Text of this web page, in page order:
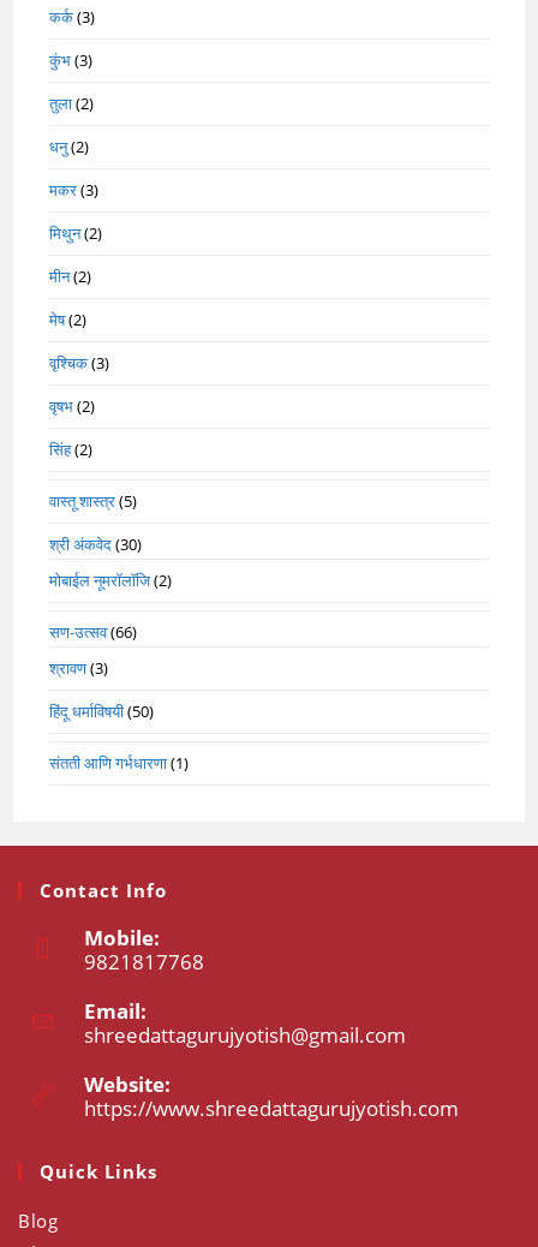
कर्क(3)
कुंभ(3)
तुला(2)
धनु(2)
मकर(3)
मिथुन(2)
मीन(2)
मेष(2)
वृश्चिक(3)
वृषभ(2)
सिंह(2)
वास्तू शास्त्र(5)
श्री अंकवेद(30)
मोबाईल नूमरॉलॉजि(2)
सण-उत्सव(66)
श्रावण(3)
हिंदू धर्माविषयी(50)
संतती आणि गर्भधारणा(1)
Contact Info
Mobile:
9821817768
in
your
application
Email:
shreedattagurujyotish@gmail.com
Website:
https://www.shreedattagurujyotish.com
Quick Links
Blog